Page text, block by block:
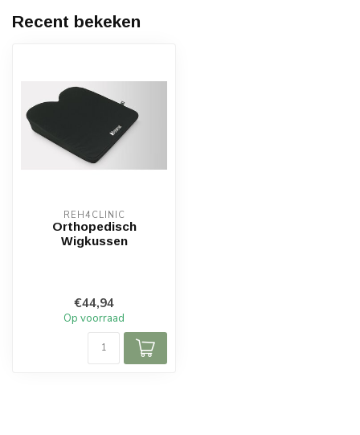
Recent bekeken
REH4CLINIC
Orthopedisch
Wigkussen
€44,94
Op voorraad